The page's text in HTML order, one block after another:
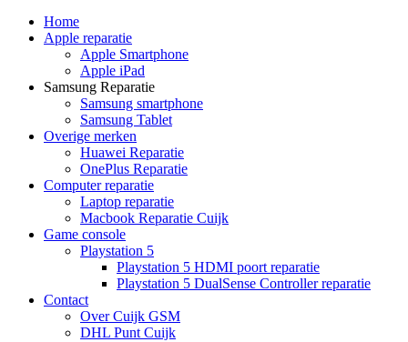
Home
Apple reparatie
Apple Smartphone
Apple iPad
Samsung Reparatie
Samsung smartphone
Samsung Tablet
Overige merken
Huawei Reparatie
OnePlus Reparatie
Computer reparatie
Laptop reparatie
Macbook Reparatie Cuijk
Game console
Playstation 5
Playstation 5 HDMI poort reparatie
Playstation 5 DualSense Controller reparatie
Contact
Over Cuijk GSM
DHL Punt Cuijk